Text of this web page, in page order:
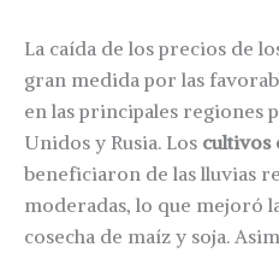
La caída de los precios de
gran medida por las
en las principales regiones
Unidos y Rusia. Los cultivos
beneficiaron de las lluvias
moderadas, lo que mejoró
cosecha de maíz y soja.